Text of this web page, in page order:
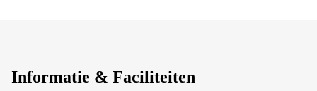
Informatie & Faciliteiten